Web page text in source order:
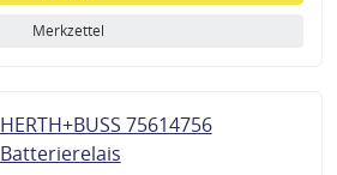
Merkzettel
HERTH+BUSS 75614756
Batterierelais